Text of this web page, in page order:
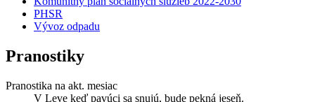
PHSR
Vývoz odpadu
Pranostiky
Pranostika na akt. mesiac
V Leve keď pavúci sa snujú, bude pekná jeseň.